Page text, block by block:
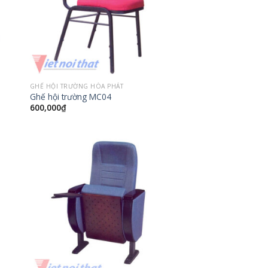
GHẾ HỘI TRƯỜNG HÒA PHÁT
Ghế hội trường MC04
600,000₫